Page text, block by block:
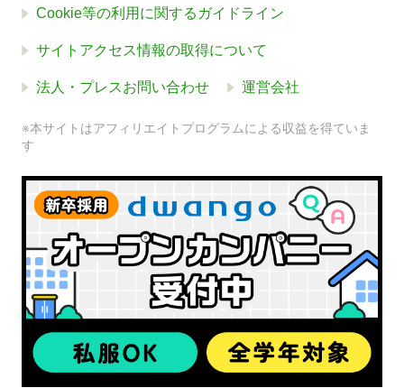
Cookie等の利用に関するガイドライン
サイトアクセス情報の取得について
法人・プレスお問い合わせ 運営会社
※本サイトはアフィリエイトプログラムによる収益を得ていま
す